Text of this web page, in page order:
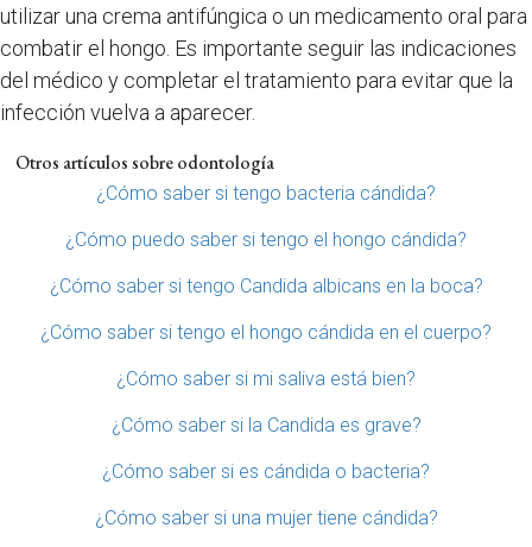
utilizar una crema antifúngica o un medicamento oral para
combatir el hongo. Es importante seguir las indicaciones
del médico y completar el tratamiento para evitar que la
infección vuelva a aparecer.
Otros artículos sobre odontología
¿Cómo saber si tengo bacteria cándida?
¿Cómo puedo saber si tengo el hongo cándida?
¿Cómo saber si tengo Candida albicans en la boca?
¿Cómo saber si tengo el hongo cándida en el cuerpo?
¿Cómo saber si mi saliva está bien?
¿Cómo saber si la Candida es grave?
¿Cómo saber si es cándida o bacteria?
¿Cómo saber si una mujer tiene cándida?